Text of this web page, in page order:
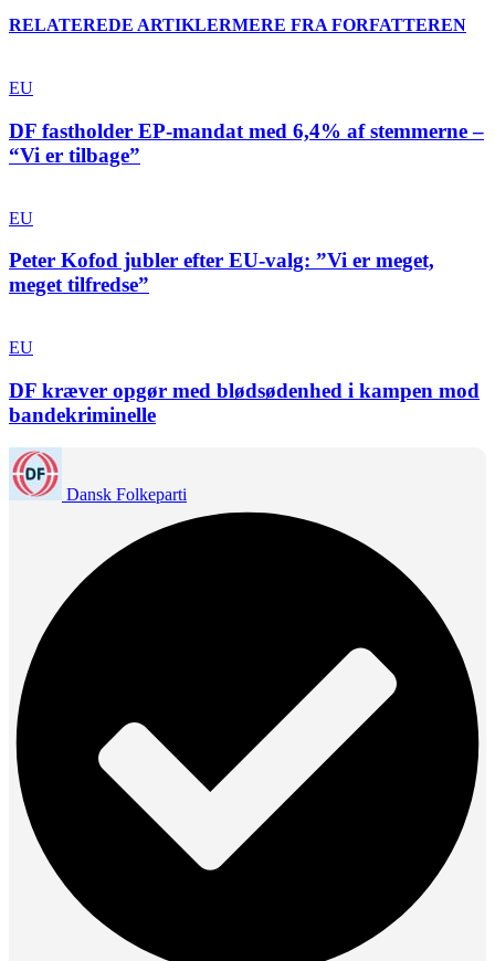
RELATEREDE ARTIKLERMERE FRA FORFATTEREN
EU
DF fastholder EP-mandat med 6,4% af stemmerne –
“Vi er tilbage”
EU
Peter Kofod jubler efter EU-valg: ”Vi er meget,
meget tilfredse”
EU
DF kræver opgør med blødsødenhed i kampen mod
bandekriminelle
Dansk Folkeparti